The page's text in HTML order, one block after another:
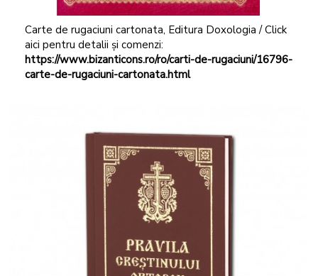
Carte de rugaciuni cartonata, Editura Doxologia / Click
aici pentru detalii și comenzi:
https://www.bizanticons.ro/ro/carti-de-rugaciuni/16796-
carte-de-rugaciuni-cartonata.html